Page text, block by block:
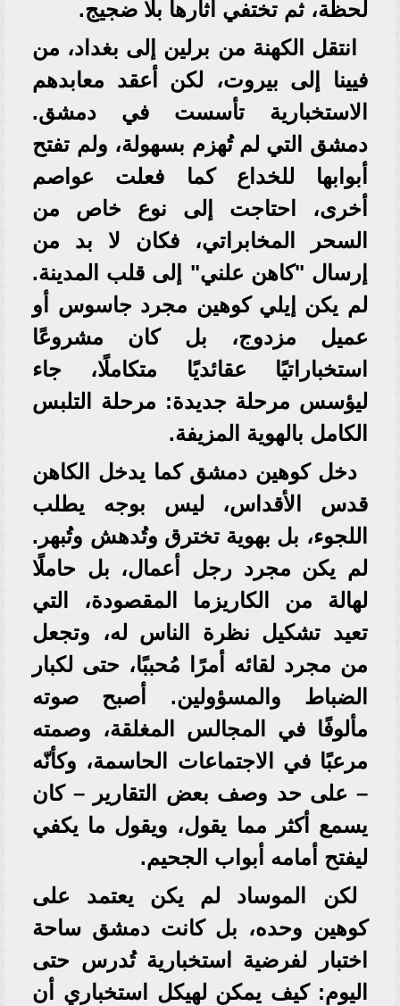
لحظة، ثم تختفي آثارها بلا ضجيج.
انتقل الكهنة من برلين إلى بغداد، من
فيينا إلى بيروت، لكن أعقد معابدهم
الاستخبارية تأسست في دمشق.
دمشق التي لم تُهزم بسهولة، ولم تفتح
أبوابها للخداع كما فعلت عواصم
أخرى، احتاجت إلى نوع خاص من
السحر المخابراتي، فكان لا بد من
إرسال "كاهن علني" إلى قلب المدينة.
لم يكن إيلي كوهين مجرد جاسوس أو
عميل مزدوج، بل كان مشروعًا
استخباراتيًا عقائديًا متكاملًا، جاء
ليؤسس مرحلة جديدة: مرحلة التلبس
الكامل بالهوية المزيفة.
دخل كوهين دمشق كما يدخل الكاهن
قدس الأقداس، ليس بوجه يطلب
اللجوء، بل بهوية تخترق وتُدهش وتُبهر.
لم يكن مجرد رجل أعمال، بل حاملًا
لهالة من الكاريزما المقصودة، التي
تعيد تشكيل نظرة الناس له، وتجعل
من مجرد لقائه أمرًا مُحببًا، حتى لكبار
الضباط والمسؤولين. أصبح صوته
مألوفًا في المجالس المغلقة، وصمته
مرعبًا في الاجتماعات الحاسمة، وكأنّه
– على حد وصف بعض التقارير – كان
يسمع أكثر مما يقول، ويقول ما يكفي
ليفتح أمامه أبواب الجحيم.
لكن الموساد لم يكن يعتمد على
كوهين وحده، بل كانت دمشق ساحة
اختبار لفرضية استخبارية تُدرس حتى
اليوم: كيف يمكن لهيكل استخباري أن